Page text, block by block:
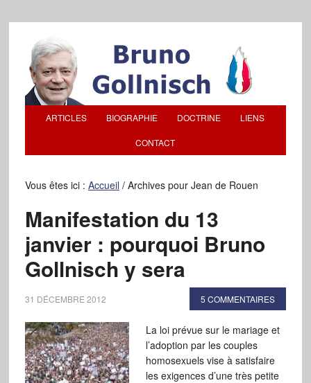
ARTICLES BIOGRAPHIE DOCTRINE LIENS
CONTACT
Vous êtes ici : Accueil /Archives pour Jean de Rouen
Manifestation du 13
janvier : pourquoi Bruno
Gollnisch y sera
31 DÉCEMBRE 2012 5 COMMENTAIRES
La loi prévue sur le mariage et
l’adoption par les couples
homosexuels vise à satisfaire
les exigences d’une très petite